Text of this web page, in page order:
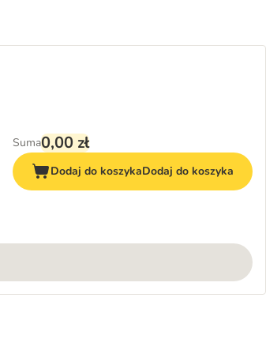
Suma0,00 zł
Dodaj do koszykaDodaj do koszyka